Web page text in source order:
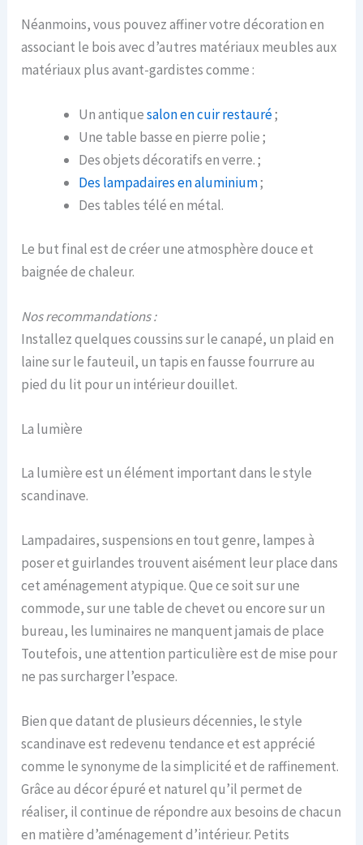
Néanmoins, vous pouvez affiner votre décoration en
associant le bois avec d’autres matériaux meubles aux
matériaux plus avant-gardistes comme :
Un antiquesalon en cuir restauré;
Une table basse en pierre polie ;
Des objets décoratifs en verre. ;
Des lampadaires en aluminium;
Des tables télé en métal.
Le but final est de créer une atmosphère douce et
baignée de chaleur.
Nos recommandations :
Installez quelques coussins sur le canapé, un plaid en
laine sur le fauteuil, un tapis en fausse fourrure au
pied du lit pour un intérieur douillet.
La lumière
La lumière est un élément important dans le style
scandinave.
Lampadaires, suspensions en tout genre, lampes à
poser et guirlandes trouvent aisément leur place dans
cet aménagement atypique. Que ce soit sur une
commode, sur une table de chevet ou encore sur un
bureau, les luminaires ne manquent jamais de place
Toutefois, une attention particulière est de mise pour
ne pas surcharger l’espace.
Bien que datant de plusieurs décennies, le style
scandinave est redevenu tendance et est apprécié
comme le synonyme de la simplicité et de raffinement.
Grâce au décor épuré et naturel qu’il permet de
réaliser, il continue de répondre aux besoins de chacun
en matière d’aménagement d’intérieur. Petits